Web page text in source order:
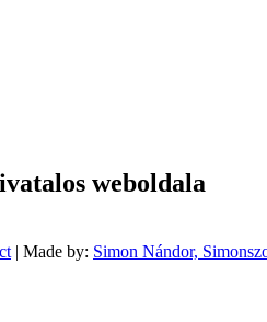
weboldala
| Made by: Simon Nándor,